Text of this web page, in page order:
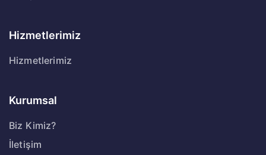
Hizmetlerimiz
Hizmetlerimiz
Kurumsal
Biz Kimiz?
İletişim